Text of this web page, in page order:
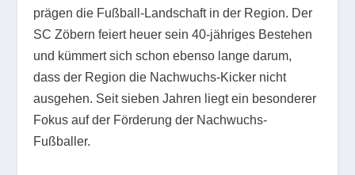
prägen die Fußball-Landschaft in der Region. Der
SC Zöbern feiert heuer sein 40-jähriges Bestehen
und kümmert sich schon ebenso lange darum,
dass der Region die Nachwuchs-Kicker nicht
ausgehen. Seit sieben Jahren liegt ein besonderer
Fokus auf der Förderung der Nachwuchs-
Fußballer.